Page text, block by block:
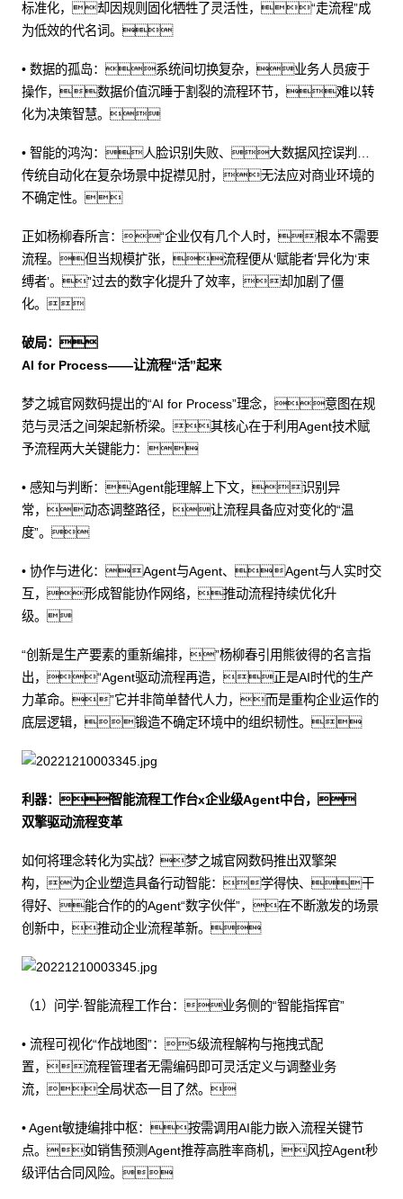
标准化，却因规则固化牺牲了灵活性，“走流程”成
为低效的代名词。
• 数据的孤岛：系统间切换复杂，业务人员疲于
操作，数据价值沉睡于割裂的流程环节，难以转
化为决策智慧。
• 智能的鸿沟：人脸识别失败、大数据风控误判…
传统自动化在复杂场景中捉襟见肘，无法应对商业环境的
不确定性。
正如杨柳春所言：“企业仅有几个人时，根本不需要
流程。但当规模扩张，流程便从‘赋能者’异化为‘束
缚者’。”过去的数字化提升了效率，却加剧了僵
化。
破局：
AI for Process——让流程“活”起来
梦之城官网数码提出的“AI for Process”理念，意图在规
范与灵活之间架起新桥梁。其核心在于利用Agent技术赋
予流程两大关键能力：
• 感知与判断：Agent能理解上下文，识别异
常，动态调整路径，让流程具备应对变化的“温
度”。
• 协作与进化：Agent与Agent、Agent与人实时交
互，形成智能协作网络，推动流程持续优化升
级。
“创新是生产要素的重新编排，”杨柳春引用熊彼得的名言指
出，“Agent驱动流程再造，正是AI时代的生产
力革命。”它并非简单替代人力，而是重构企业运作的
底层逻辑，锻造不确定环境中的组织韧性。
利器：智能流程工作台x企业级Agent中台，
双擎驱动流程变革
如何将理念转化为实战？梦之城官网数码推出双擎架
构，为企业塑造具备行动智能：学得快、干
得好、能合作的的Agent“数字伙伴”，在不断激发的场景
创新中，推动企业流程革新。
（1）问学·智能流程工作台：业务侧的“智能指挥官”
• 流程可视化“作战地图”：5级流程解构与拖拽式配
置，流程管理者无需编码即可灵活定义与调整业务
流，全局状态一目了然。
• Agent敏捷编排中枢：按需调用AI能力嵌入流程关键节
点。如销售预测Agent推荐高胜率商机，风控Agent秒
级评估合同风险。